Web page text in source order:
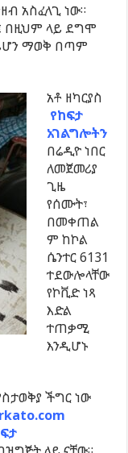
አስፈላጊ ነው።
በዚህም ላይ ደግሞ
ማወቅ በጣም
አቶ ዘካርያስ
የከፍታ
አገልግሎትን
በሬዲዮ ነበር
ለመጀመሪያ
ጊዜ
የሰሙት፣
በመቀጠል
ም ከኮል
ሴንተር 6131
ተደውሎላቸው
የኮቪድ ነጻ
እድል
ተጠቃሚ
እንዲሆኑ
ችግር ነው